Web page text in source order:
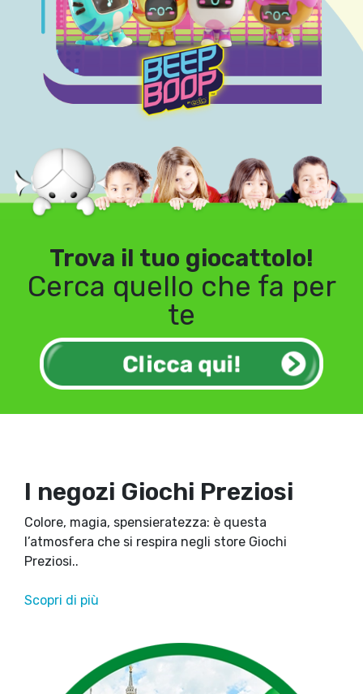
Trova il tuo giocattolo!
Cerca quello che fa per
te
I negozi Giochi Preziosi
Colore, magia, spensieratezza: è questa
l’atmosfera che si respira negli store Giochi
Preziosi..
Scopri di più